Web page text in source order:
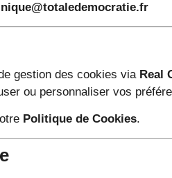
gestion des cookies via Real
ou personnaliser vos
Politique de Cookies.